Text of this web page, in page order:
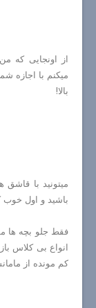
از اونجایی که
میکنم با اجازه
بالا!
میتونید با
باشید و اول
فقط جلو بچه ها
انواع بی کلاس
کم مونده از